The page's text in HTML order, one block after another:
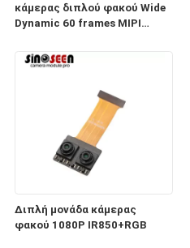
κάμερας διπλού φακού Wide
Dynamic 60 frames MIPI
Διπλή μονάδα κάμερας
φακού 1080P IR850+RGB